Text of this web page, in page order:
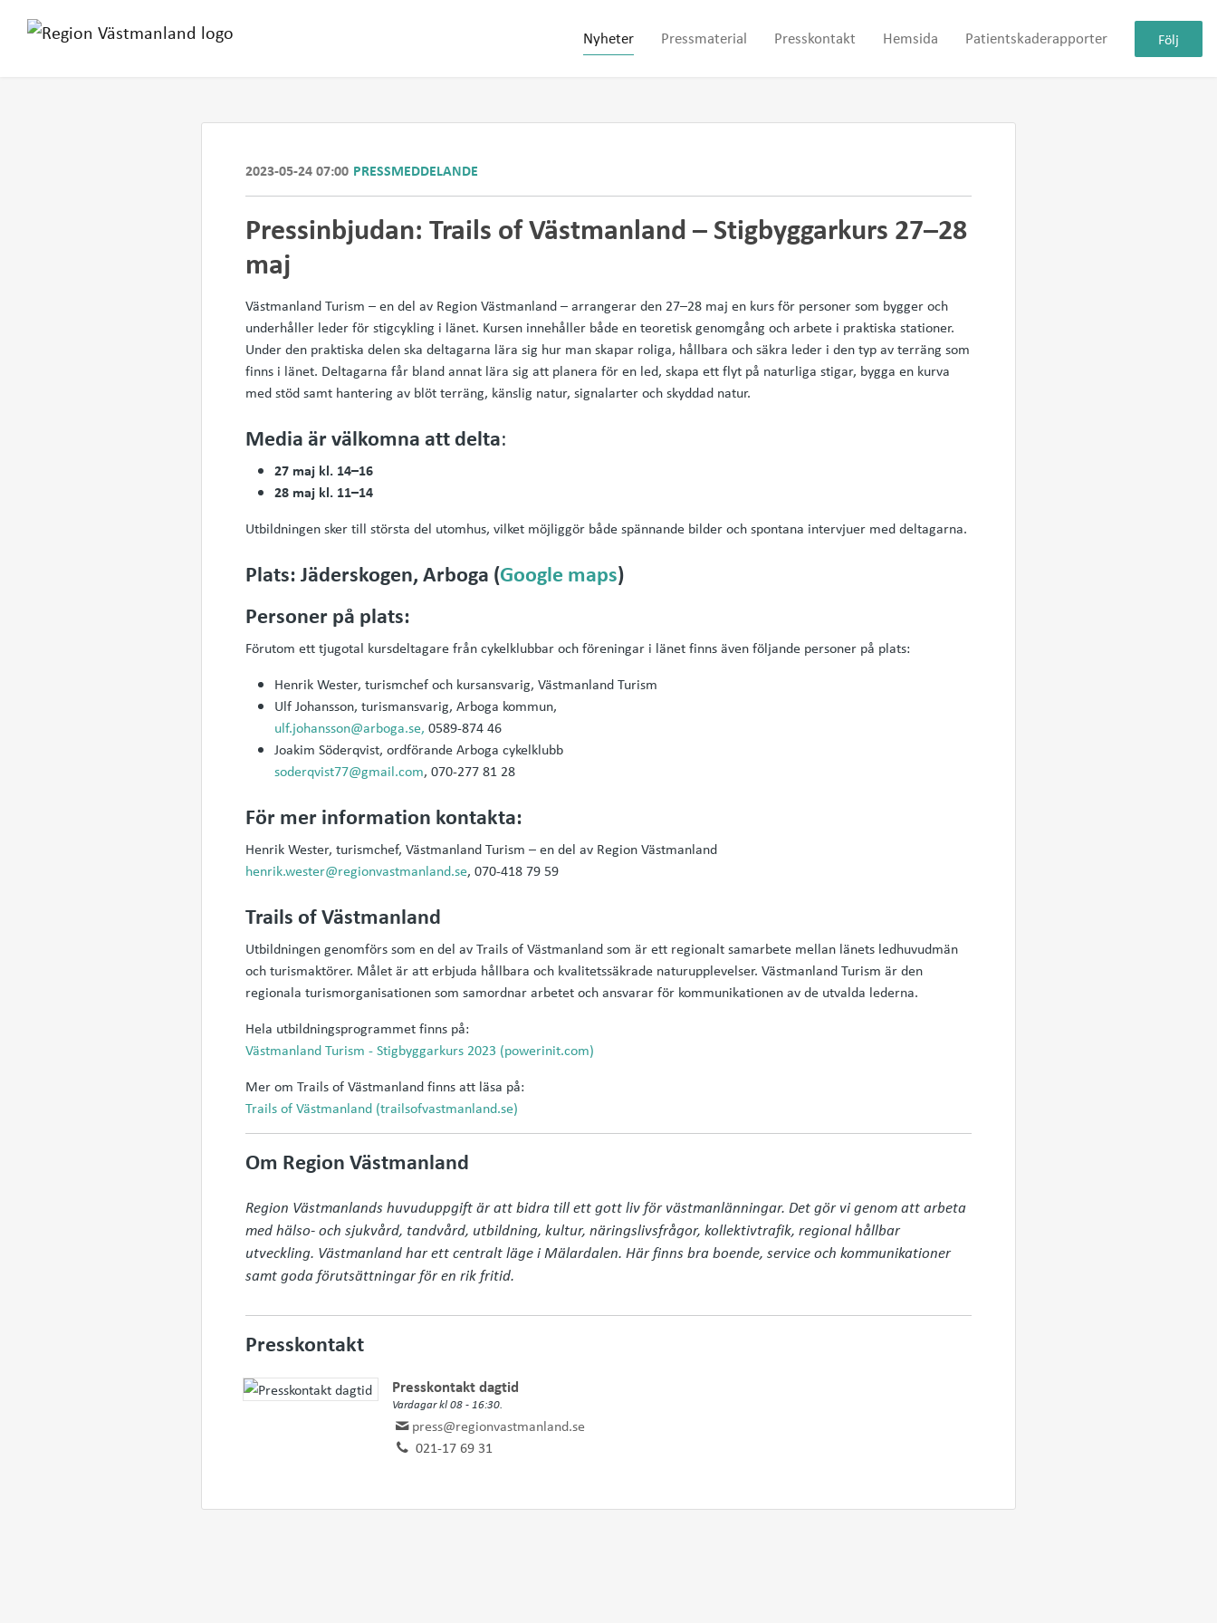
Nyheter Pressmaterial Presskontakt Hemsida Patientskaderapporter Följ
2023-05-24 07:00 PRESSMEDDELANDE
Pressinbjudan: Trails of Västmanland – Stigbyggarkurs 27–28
maj
Västmanland Turism – en del av Region Västmanland – arrangerar den 27–28 maj en kurs för personer som bygger och
underhåller leder för stigcykling i länet. Kursen innehåller både en teoretisk genomgång och arbete i praktiska stationer.
Under den praktiska delen ska deltagarna lära sig hur man skapar roliga, hållbara och säkra leder i den typ av terräng som
finns i länet. Deltagarna får bland annat lära sig att planera för en led, skapa ett flyt på naturliga stigar, bygga en kurva
med stöd samt hantering av blöt terräng, känslig natur, signalarter och skyddad natur.
Media är välkomna att delta:
27 maj kl. 14–16
28 maj kl. 11–14
Utbildningen sker till största del utomhus, vilket möjliggör både spännande bilder och spontana intervjuer med deltagarna.
Plats: Jäderskogen, Arboga (Google maps)
Personer på plats:
Förutom ett tjugotal kursdeltagare från cykelklubbar och föreningar i länet finns även följande personer på plats:
Henrik Wester, turismchef och kursansvarig, Västmanland Turism
Ulf Johansson, turismansvarig, Arboga kommun,
ulf.johansson@arboga.se, 0589-874 46
Joakim Söderqvist, ordförande Arboga cykelklubb
soderqvist77@gmail.com, 070-277 81 28
För mer information kontakta:
Henrik Wester, turismchef, Västmanland Turism – en del av Region Västmanland
henrik.wester@regionvastmanland.se, 070-418 79 59
Trails of Västmanland
Utbildningen genomförs som en del av Trails of Västmanland som är ett regionalt samarbete mellan länets ledhuvudmän
och turismaktörer. Målet är att erbjuda hållbara och kvalitetssäkrade naturupplevelser. Västmanland Turism är den
regionala turismorganisationen som samordnar arbetet och ansvarar för kommunikationen av de utvalda lederna.
Hela utbildningsprogrammet finns på:
Västmanland Turism - Stigbyggarkurs 2023 (powerinit.com)
Mer om Trails of Västmanland finns att läsa på:
Trails of Västmanland (trailsofvastmanland.se)
Om Region Västmanland
Region Västmanlands huvuduppgift är att bidra till ett gott liv för västmanlänningar. Det gör vi genom att arbeta
med hälso- och sjukvård, tandvård, utbildning, kultur, näringslivsfrågor, kollektivtrafik, regional hållbar
utveckling. Västmanland har ett centralt läge i Mälardalen. Här finns bra boende, service och kommunikationer
samt goda förutsättningar för en rik fritid.
Presskontakt
Presskontakt dagtid
Vardagar kl 08 - 16:30.
press@regionvastmanland.se
021-17 69 31